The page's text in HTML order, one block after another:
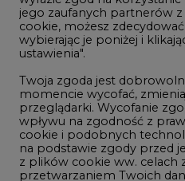
Wodór
Górnictwo
Atom
Fotowoltaika
Offshore wind
jego zaufanych partnerów
cookie, możesz
wybierając je poniżej i
ustawienia".
Twoja zgoda jest
momencie wycofać,
przeglądarki. Wycofanie
wpływu na zgodność z
cookie i podobnych
na podstawie zgody przed
z plików cookie ww. celach
przetwarzaniem Twoich